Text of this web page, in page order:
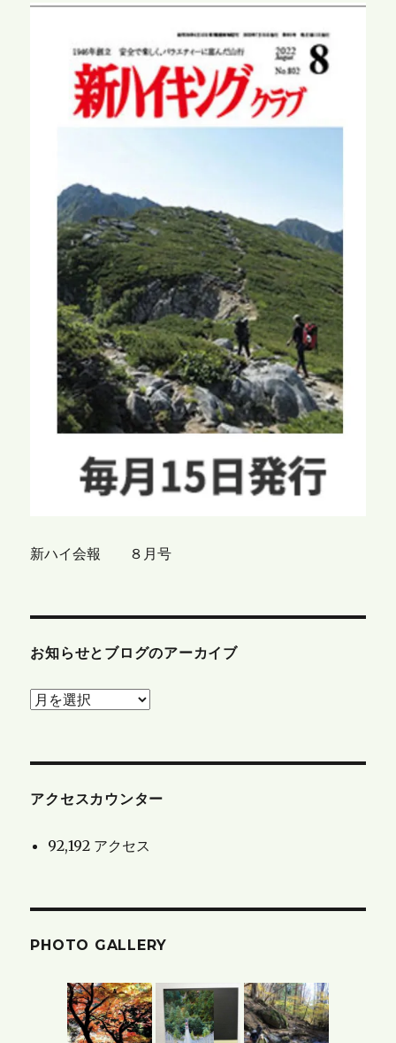
新ハイ会報 ８月号
お知らせとブログのアーカイブ
お
と
ロ
ー
アクセスカウンター
92,192 アクセス
PHOTO GALLERY